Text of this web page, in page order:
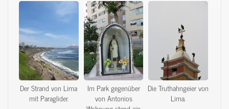
Der Strand von Lima
mit Paraglider.
Im Park gegenüber
von Antonios
Die Truthahngeier von
Lima.